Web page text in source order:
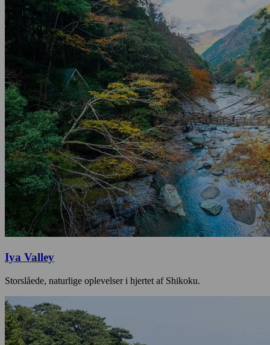
Iya Valley
Storslåede, naturlige oplevelser i hjertet af Shikoku.